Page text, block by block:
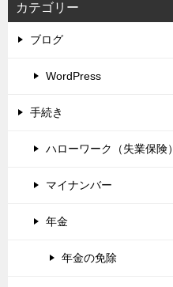
カテゴリー
ブログ
WordPress
手続き
ハローワーク（失業保険）
マイナンバー
年金
年金の免除